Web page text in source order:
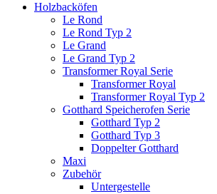
Holzbacköfen
Le Rond
Le Rond Typ 2
Le Grand
Le Grand Typ 2
Transformer Royal Serie
Transformer Royal
Transformer Royal Typ 2
Gotthard Speicherofen Serie
Gotthard Typ 2
Gotthard Typ 3
Doppelter Gotthard
Maxi
Zubehör
Untergestelle